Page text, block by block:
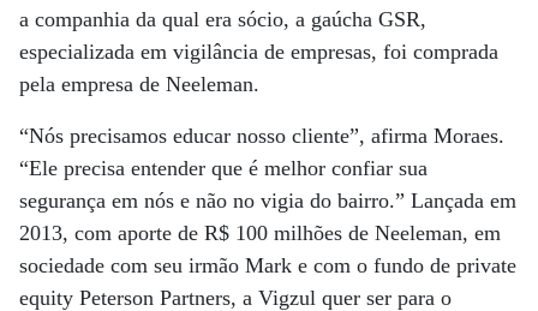
a companhia da qual era sócio, a gaúcha GSR,
especializada em vigilância de empresas, foi comprada
pela empresa de Neeleman.
“Nós precisamos educar nosso cliente”, afirma Moraes.
“Ele precisa entender que é melhor confiar sua
segurança em nós e não no vigia do bairro.” Lançada em
2013, com aporte de R$ 100 milhões de Neeleman, em
sociedade com seu irmão Mark e com o fundo de private
equity Peterson Partners, a Vigzul quer ser para o